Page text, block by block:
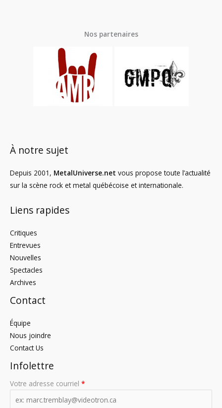
Nos partenaires
À notre sujet
Depuis 2001, MetalUniverse.net vous propose toute l’actualité
sur la scène rock et metal québécoise et internationale.
Liens rapides
Critiques
Entrevues
Nouvelles
Spectacles
Archives
Contact
Équipe
Nous joindre
Contact Us
Infolettre
Votre adresse courriel *